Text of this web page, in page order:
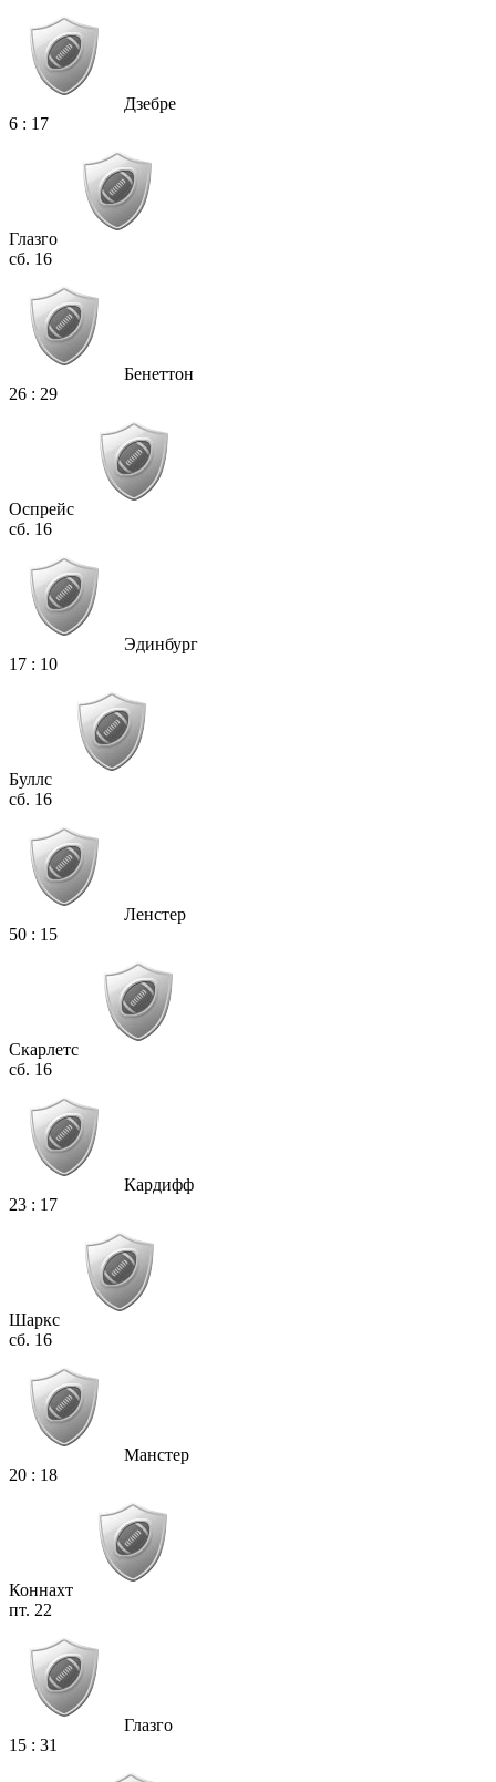
Дзебре
6 : 17
Глазго
сб. 16
Бенеттон
26 : 29
Оспрейс
сб. 16
Эдинбург
17 : 10
Буллс
сб. 16
Ленстер
50 : 15
Скарлетс
сб. 16
Кардифф
23 : 17
Шаркс
сб. 16
Манстер
20 : 18
Коннахт
пт. 22
Глазго
15 : 31